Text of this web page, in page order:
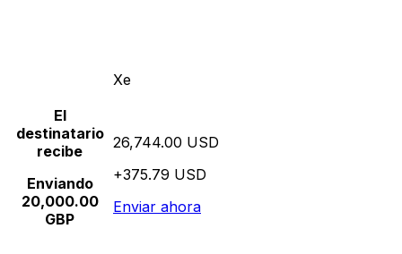
Xe
El
destinatario
recibe
Enviando
20,000.00
GBP
26,744.00 USD
+375.79 USD
Enviar ahora